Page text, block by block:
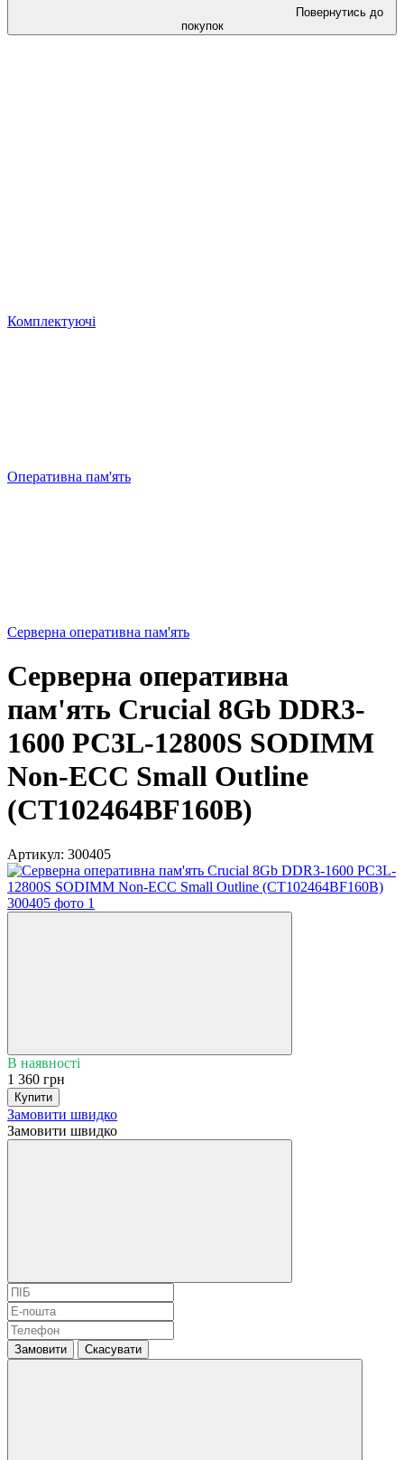
Повернутись до
покупок
Комплектуючі
Оперативна пам'ять
Серверна оперативна пам'ять
Серверна оперативна
пам'ять Crucial 8Gb DDR3-
1600 PC3L-12800S SODIMM
Non-ECC Small Outline
(CT102464BF160B)
Артикул: 300405
В наявності
1 360 грн
Купити
Замовити швидко
Замовити швидко
Замовити Скасувати